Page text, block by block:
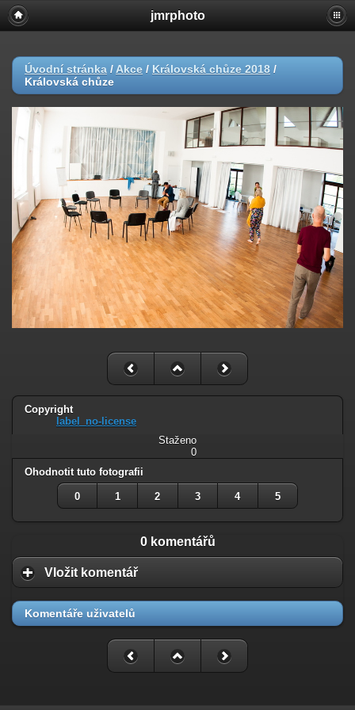
jmrphoto
Úvodní stránka / Akce / Královská chůze 2018 /
Královská chůze
Copyright
label_no-license
Staženo
0
Ohodnotit tuto fotografii
0 1 2 3 4 5
0 komentářů
Vložit komentář
Komentáře uživatelů